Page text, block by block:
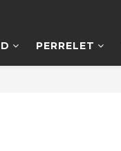
PERRELET